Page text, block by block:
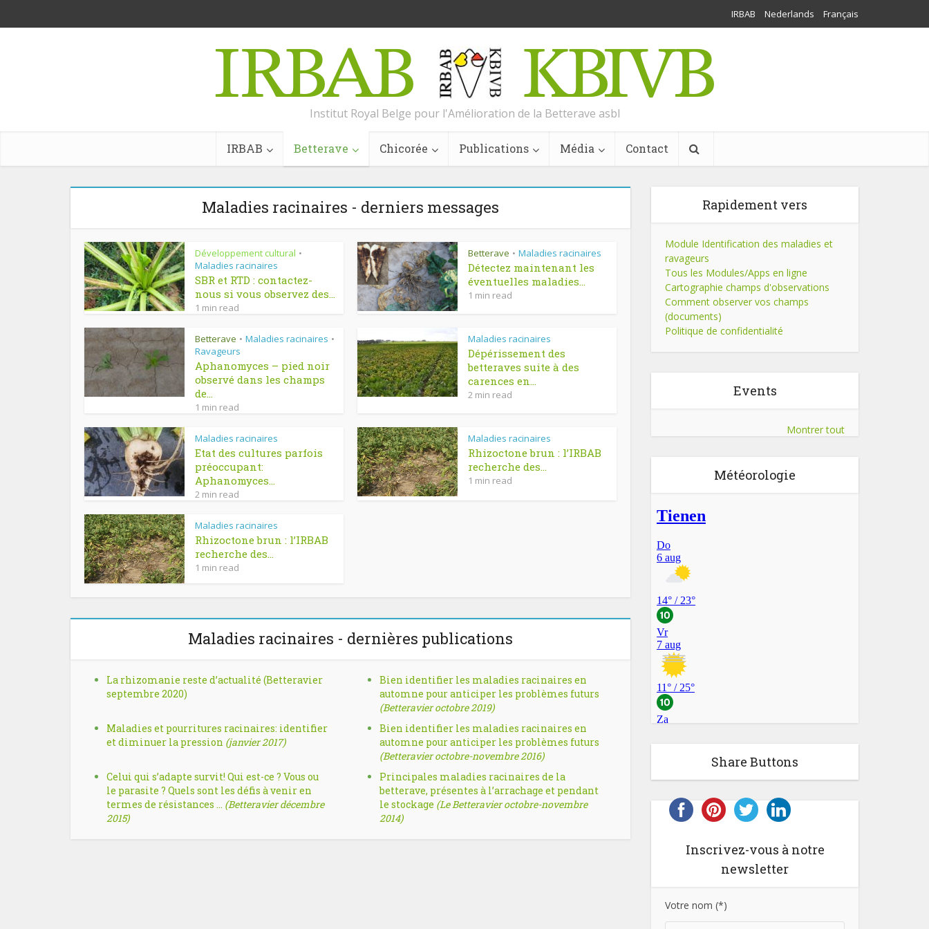
IRBAB Nederlands Français
Institut Royal Belge pour l'Amélioration de la Betterave asbl
IRBAB Betterave Chicorée Publications Média Contact
Maladies racinaires - derniers messages
Développement cultural •
Maladies racinaires
SBR et RTD : contactez-
nous si vous observez des...
1 min read
Betterave • Maladies racinaires
Détectez maintenant les
éventuelles maladies...
1 min read
Betterave • Maladies racinaires •
Ravageurs
Aphanomyces – pied noir
observé dans les champs
de...
1 min read
Maladies racinaires
Dépérissement des
betteraves suite à des
carences en...
2 min read
Maladies racinaires
Etat des cultures parfois
préoccupant:
Aphanomyces...
2 min read
Maladies racinaires
Rhizoctone brun : l’IRBAB
recherche des...
1 min read
Maladies racinaires
Rhizoctone brun : l’IRBAB
recherche des...
1 min read
Maladies racinaires - dernières publications
La rhizomanie reste d’actualité (Betteravier
septembre 2020)
Bien identifier les maladies racinaires en
automne pour anticiper les problèmes futurs
(Betteravier octobre 2019)
Maladies et pourritures racinaires: identifier
et diminuer la pression (janvier 2017)
Bien identifier les maladies racinaires en
automne pour anticiper les problèmes futurs
(Betteravier octobre-novembre 2016)
Celui qui s’adapte survit! Qui est-ce ? Vous ou
le parasite ? Quels sont les défis à venir en
termes de résistances … (Betteravier décembre
2015)
Principales maladies racinaires de la
betterave, présentes à l’arrachage et pendant
le stockage (Le Betteravier octobre-novembre
2014)
Rapidement vers
Module Identification des maladies et
ravageurs
Tous les Modules/Apps en ligne
Cartographie champs d'observations
Comment observer vos champs
(documents)
Politique de confidentialité
Events
Montrer tout
Météorologie
Share Buttons
Inscrivez-vous à notre
newsletter
Votre nom (*)